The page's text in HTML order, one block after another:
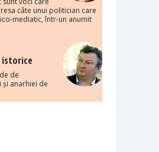
câte unui politician care
mediatic, într-un anumit
istorice
de
și anarhiei de